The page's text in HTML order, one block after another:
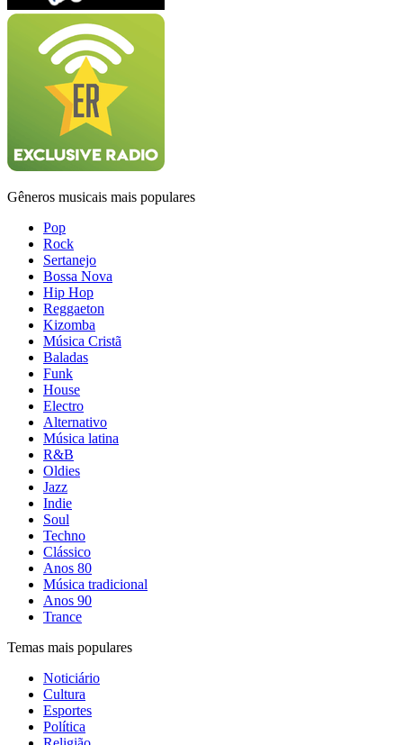
Gêneros musicais mais populares
Pop
Rock
Sertanejo
Bossa Nova
Hip Hop
Reggaeton
Kizomba
Música Cristã
Baladas
Funk
House
Electro
Alternativo
Música latina
R&B
Oldies
Jazz
Indie
Soul
Techno
Clássico
Anos 80
Música tradicional
Anos 90
Trance
Temas mais populares
Noticiário
Cultura
Esportes
Política